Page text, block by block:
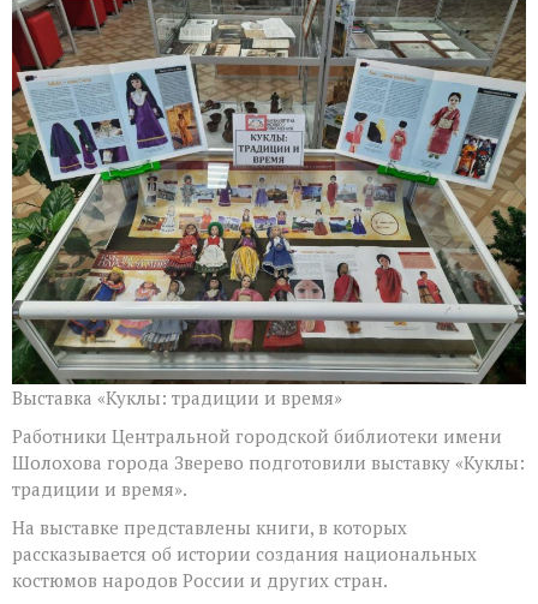
Выставка «Куклы: традиции и время»
Работники Центральной городской библиотеки имени
Шолохова города Зверево подготовили выставку «Куклы:
традиции и время».
На выставке представлены книги, в которых
рассказывается об истории создания национальных
костюмов народов России и других стран.